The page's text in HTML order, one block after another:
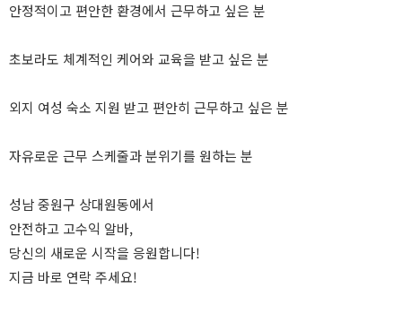
안정적이고 편안한 환경에서 근무하고 싶은 분
초보라도 체계적인 케어와 교육을 받고 싶은 분
외지 여성 숙소 지원 받고 편안히 근무하고 싶은 분
자유로운 근무 스케줄과 분위기를 원하는 분
성남 중원구 상대원동에서
안전하고 고수익 알바,
당신의 새로운 시작을 응원합니다!
지금 바로 연락 주세요!